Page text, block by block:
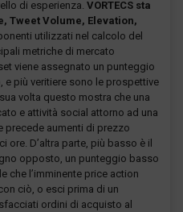
di esperienza. VORTECS sta
Tweet Volume, Elevation,
utilizzati nel calcolo del
metriche di mercato
viene assegnato un punteggio
e più veritiere sono le prospettive
volta questo mostra che una
e attività social attorno ad una
precede aumenti di prezzo
D’altra parte, più basso è il
opposto, un punteggio basso
che l’imminente price action
ciò, o esci prima di un
ordini di acquisto al